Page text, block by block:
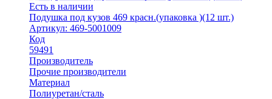
Есть в наличии
Подушка под кузов 469 красн.(упаковка )(12 шт.)
Артикул: 469-5001009
Код
59491
Производитель
Прочие производители
Материал
Полиуретан/сталь